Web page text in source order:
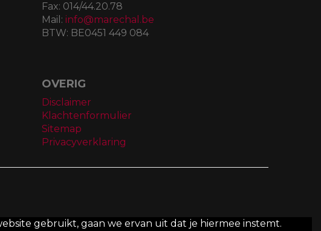
Fax: 014/44.20.78
Mail: info@marechal.be
BTW: BE0451 449 084
OVERIG
Disclaimer
Klachtenformulier
Sitemap
Privacyverklaring
gebruikt, gaan we ervan uit dat je hiermee instemt.